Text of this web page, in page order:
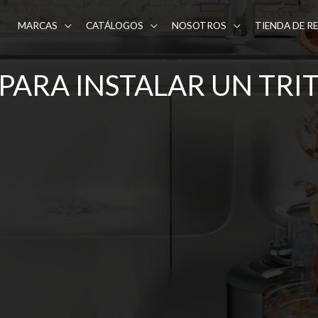
MARCAS CATÁLOGOS NOSOTROS TIENDA DE
INSTALAR UN